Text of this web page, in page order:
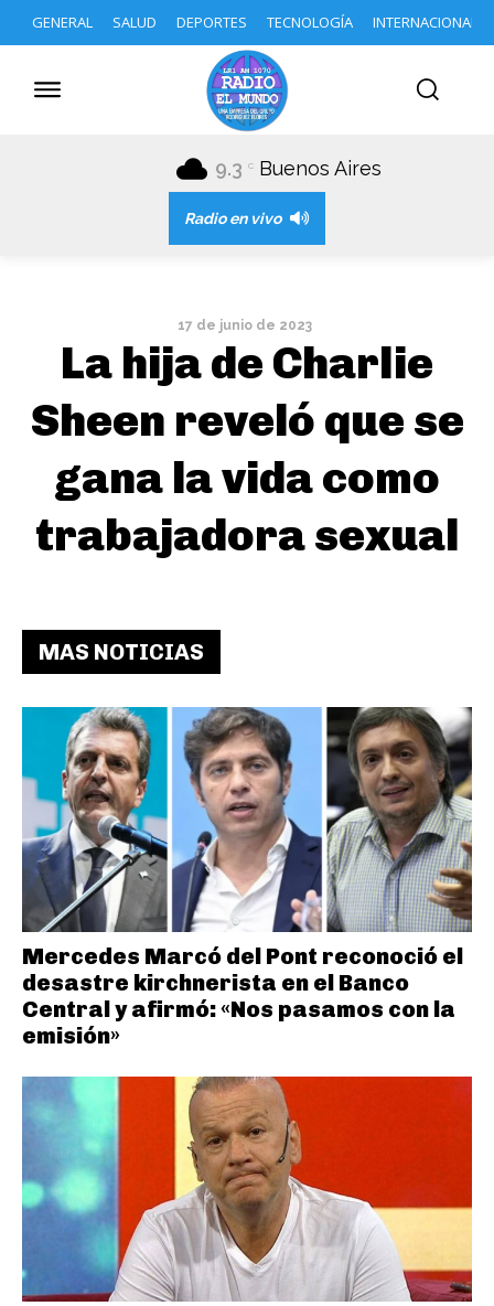
GENERAL SALUD DEPORTES TECNOLOGÍA INTERNACIONAL
9.3 C Buenos Aires
Radio en vivo
17 de junio de 2023
La hija de Charlie
Sheen reveló que se
gana la vida como
trabajadora sexual
MAS NOTICIAS
Mercedes Marcó del Pont reconoció el
desastre kirchnerista en el Banco
Central y afirmó: «Nos pasamos con la
emisión»